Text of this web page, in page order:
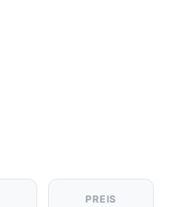
PREIS